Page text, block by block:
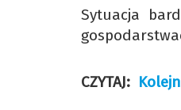
Sytuacja
CZYTAJ: